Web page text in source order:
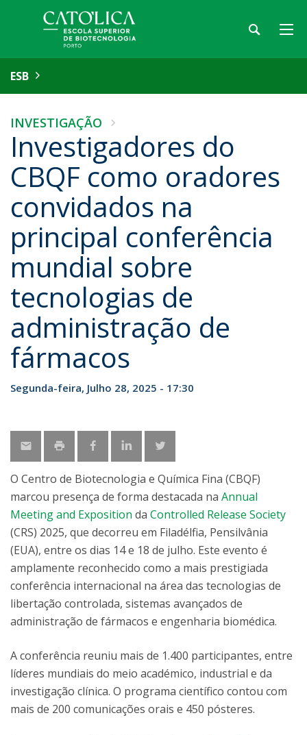
ESB
INVESTIGAÇÃO
Investigadores do
CBQF como oradores
convidados na
principal conferência
mundial sobre
tecnologias de
administração de
fármacos
Segunda-feira, Julho 28, 2025 - 17:30
O Centro de Biotecnologia e Química Fina (CBQF)
marcou presença de forma destacada na Annual
Meeting and Exposition da Controlled Release Society
(CRS) 2025, que decorreu em Filadélfia, Pensilvânia
(EUA), entre os dias 14 e 18 de julho. Este evento é
amplamente reconhecido como a mais prestigiada
conferência internacional na área das tecnologias de
libertação controlada, sistemas avançados de
administração de fármacos e engenharia biomédica.
A conferência reuniu mais de 1.400 participantes, entre
líderes mundiais do meio académico, industrial e da
investigação clínica. O programa científico contou com
mais de 200 comunicações orais e 450 pósteres.